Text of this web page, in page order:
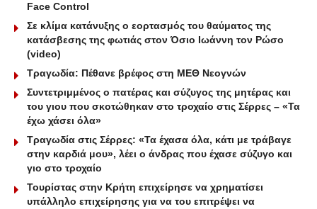
Face Control
Σε κλίμα κατάνυξης ο εορτασμός του θαύματος της
κατάσβεσης της φωτιάς στον Όσιο Ιωάννη τον Ρώσο
(video)
Τραγωδία: Πέθανε βρέφος στη ΜΕΘ Νεογνών
Συντετριμμένος ο πατέρας και σύζυγος της μητέρας και
του γιου που σκοτώθηκαν στο τροχαίο στις Σέρρες – «Τα
έχω χάσει όλα»
Τραγωδία στις Σέρρες: «Τα έχασα όλα, κάτι με τράβαγε
στην καρδιά μου», λέει ο άνδρας που έχασε σύζυγο και
γιο στο τροχαίο
Τουρίστας στην Κρήτη επιχείρησε να χρηματίσει
υπάλληλο επιχείρησης για να του επιτρέψει να